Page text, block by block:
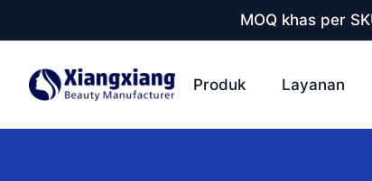
MOQ khas per
Produk Layanan